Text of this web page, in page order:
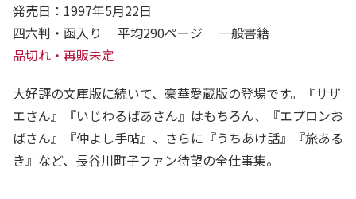
発売日：1997年5月22日
四六判・函入り 平均290ページ 一般書籍
品切れ・再販未定
大好評の文庫版に続いて、豪華愛蔵版の登場です。『サザ
エさん』『いじわるばあさん』はもちろん、『エプロンお
ばさん』『仲よし手帖』、さらに『うちあけ話』『旅ある
き』など、長谷川町子ファン待望の全仕事集。